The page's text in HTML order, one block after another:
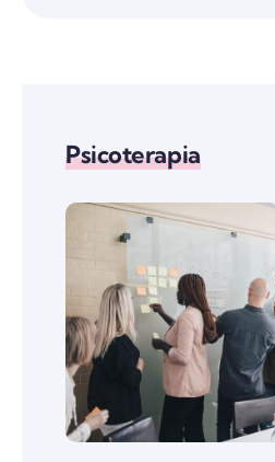
Psicoterapia